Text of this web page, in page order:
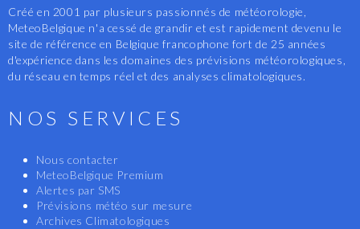
Créé en 2001 par plusieurs passionnés de météorologie,
MeteoBelgique n'a cessé de grandir et est rapidement devenu le
site de référence en Belgique francophone fort de 25 années
d'expérience dans les domaines des prévisions météorologiques,
du réseau en temps réel et des analyses climatologiques.
NOS SERVICES
Nous contacter
MeteoBelgique Premium
Alertes par SMS
Prévisions météo sur mesure
Archives Climatologiques